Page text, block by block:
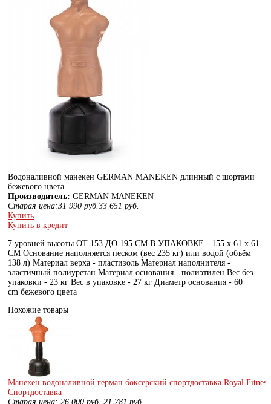
Водоналивной манекен GERMAN MANEKEN длинный с шортами
бежевого цвета
Производитель: GERMAN MANEKEN
Старая цена:31 990 руб. 33 651 руб.
Купить
Купить в кредит
7 уровней высоты ОТ 153 ДО 195 СМ В УПАКОВКЕ - 155 х 61 х 61
СМ Основание наполняется песком (вес 235 кг) или водой (объём
138 л) Материал верха - пластизоль Материал наполнителя -
эластичный полиуретан Материал основания - полиэтилен Вес без
упаковки - 23 кг Вес в упаковке - 27 кг Диаметр основания - 60
cm бежевого цвета
Похожие товары
Манекен водоналивной герман боксерский спортдоставка Royal
Спортдоставка
Старая цена: 26 000 руб. 21 781 руб.